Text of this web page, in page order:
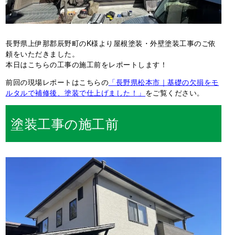
長野県上伊那郡辰野町のK様より屋根塗装・外壁塗装工事のご依
頼をいただきました。
本日はこちらの工事の施工前をレポートします！
前回の現場レポートはこちらの 「長野県松本市｜基礎の欠損をモ
ルタルで補修後、塗装で仕上げました！」 をご覧ください。
塗装工事の施工前